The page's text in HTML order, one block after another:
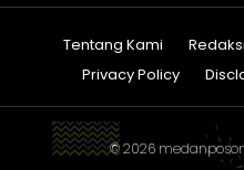
Tentang Kami Redaksi
Privacy Policy
© 2026